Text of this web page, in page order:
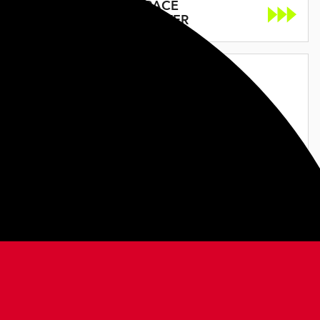
VAUHTI RACE
GREEN PULVER